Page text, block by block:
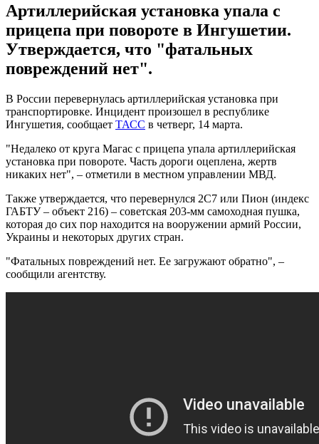
Артиллерийская установка упала с
прицепа при повороте в Ингушетии.
Утверждается, что "фатальных
повреждений нет".
В России перевернулась артиллерийская установка при
транспортировке. Инцидент произошел в республике
Ингушетия, сообщает ТАСС в четверг, 14 марта.
"Недалеко от круга Магас с прицепа упала артиллерийская
установка при повороте. Часть дороги оцеплена, жертв
никаких нет", – отметили в местном управлении МВД.
Также утверждается, что перевернулся 2С7 или Пион (индекс
ГАБТУ – объект 216) – советская 203-мм самоходная пушка,
которая до сих пор находится на вооружении армий России,
Украины и некоторых других стран.
"Фатальных повреждений нет. Ее загружают обратно", –
сообщили агентству.